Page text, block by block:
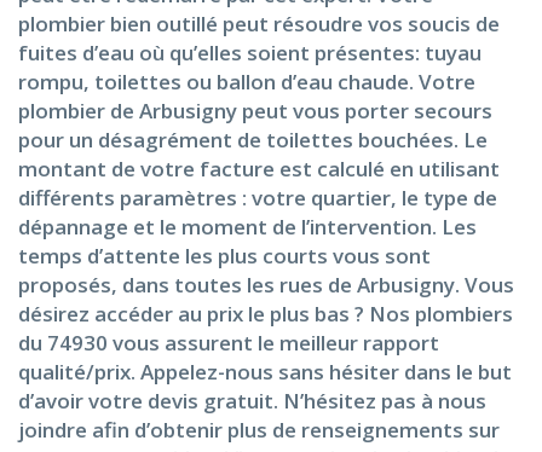
plombier bien outillé peut résoudre vos soucis de
fuites d’eau où qu’elles soient présentes: tuyau
rompu, toilettes ou ballon d’eau chaude. Votre
plombier de Arbusigny peut vous porter secours
pour un désagrément de toilettes bouchées. Le
montant de votre facture est calculé en utilisant
différents paramètres : votre quartier, le type de
dépannage et le moment de l’intervention. Les
temps d’attente les plus courts vous sont
proposés, dans toutes les rues de Arbusigny. Vous
désirez accéder au prix le plus bas ? Nos plombiers
du 74930 vous assurent le meilleur rapport
qualité/prix. Appelez-nous sans hésiter dans le but
d’avoir votre devis gratuit. N’hésitez pas à nous
joindre afin d’obtenir plus de renseignements sur